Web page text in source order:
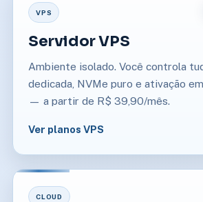
VPS
Servidor VPS
Ambiente isolado. Você controla
dedicada, NVMe puro e ativação
— a partir de R$ 39,90/mês.
Ver planos VPS
CLOUD